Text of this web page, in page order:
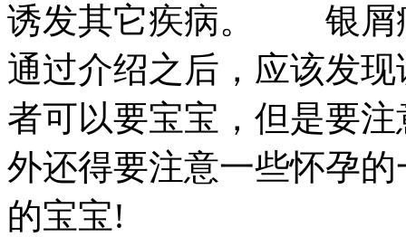
诱发其它疾病。 银屑
通过介绍之后，应该发
者可以要宝宝，但是要
外还得要注意一些怀孕
的宝宝!